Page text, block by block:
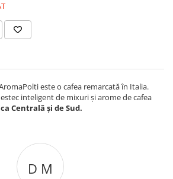
este o cafea remarcată în Italia.
inteligent de mixuri și arome de cafea
Centrală și de Sud.
D M